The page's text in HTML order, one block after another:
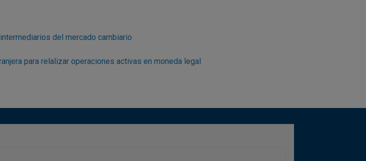
del mercado cambiario
para relalizar operaciones activas en moneda legal